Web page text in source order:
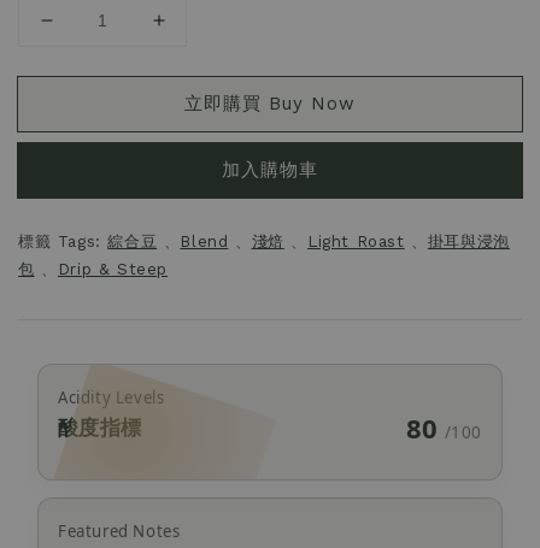
立即購買 Buy Now
加入購物車
標籤 Tags:綜合豆 、 Blend 、 淺焙 、 Light Roast 、 掛耳與浸泡
包 、 Drip & Steep
Acidity Levels
酸度指標 80 /100
Featured Notes